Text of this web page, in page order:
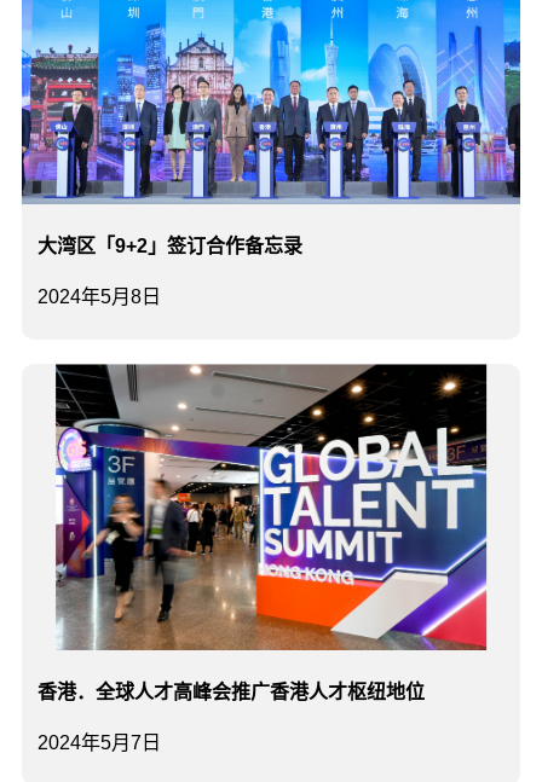
2024年5月8日
大湾区「9+2」签订合作备忘录
2024年5月7日
香港．全球人才高峰会推广香港人才枢纽地位